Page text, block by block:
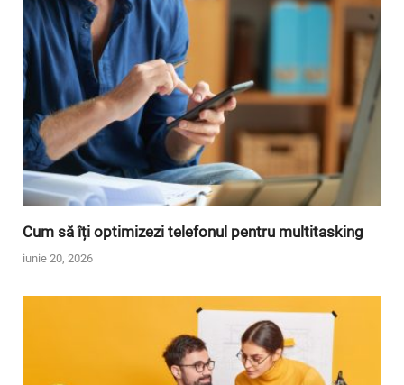
Cum să îți optimizezi telefonul pentru multitasking
iunie 20, 2026